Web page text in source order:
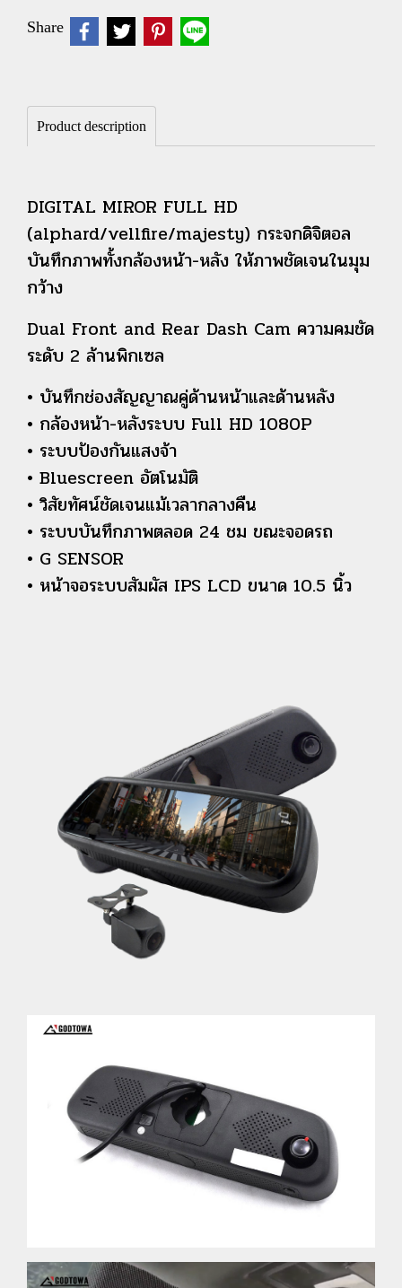
Share
Product description
DIGITAL MIROR FULL HD
(alphard/vellfire/majesty) กระจกดิจิตอล
บันทึกภาพทั้งกล้องหน้า-หลัง ให้ภาพชัดเจนในมุม
กว้าง
Dual Front and Rear Dash Cam ความคมชัด
ระดับ 2 ล้านพิกเซล
• บันทึกช่องสัญญาณคู่ด้านหน้าและด้านหลัง
• กล้องหน้า-หลังระบบ Full HD 1080P
• ระบบป้องกันแสงจ้า
• Bluescreen อัตโนมัติ
• วิสัยทัศน์ชัดเจนแม้เวลากลางคืน
• ระบบบันทึกภาพตลอด 24 ชม ขณะจอดรถ
• G SENSOR
• หน้าจอระบบสัมผัส IPS LCD ขนาด 10.5 นิ้ว